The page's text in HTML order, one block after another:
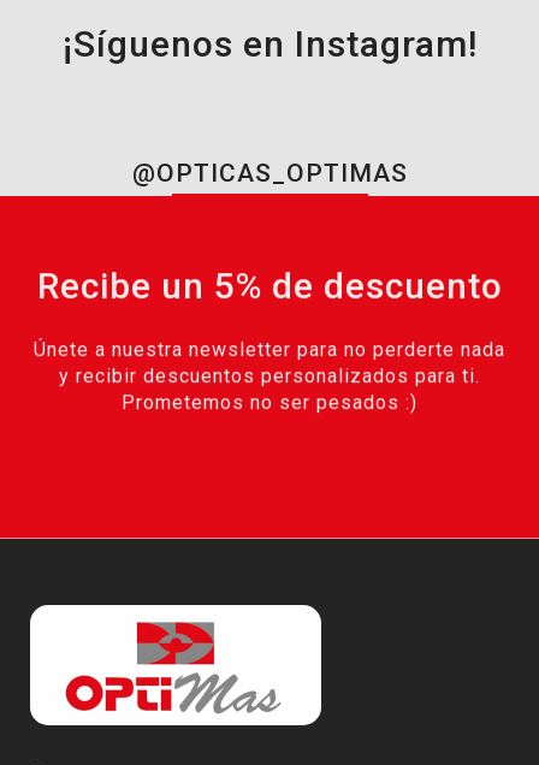
¡Síguenos en Instagram!
@OPTICAS_OPTIMAS
Recibe un 5% de descuento
Únete a nuestra newsletter para no perderte nada
y recibir descuentos personalizados para ti.
Prometemos no ser pesados :)